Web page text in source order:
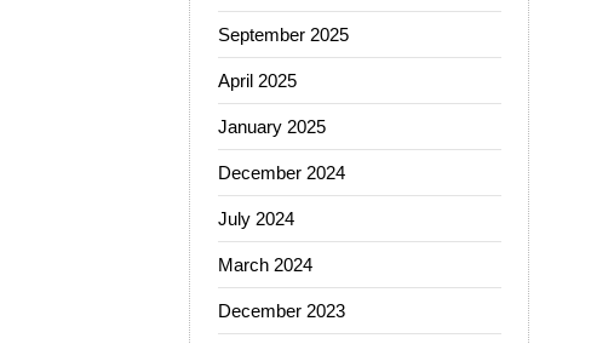
September 2025
April 2025
January 2025
December 2024
July 2024
March 2024
December 2023